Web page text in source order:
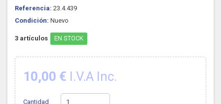
Referencia: 23.4.439
Condición: Nuevo
3 artículos EN STOCK
10,00 € I.V.A Inc.
Cantidad